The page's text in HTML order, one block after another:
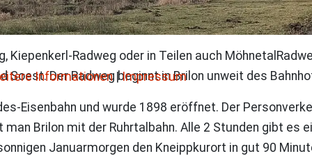
Kiepenkerl-Radweg oder in Teilen auch
Der Radweg beginnt in Brilon unweit des
Eisenbahn und wurde 1898 eröffnet. Der
Brilon mit der Ruhrtalbahn. Alle 2 Stunden gibt es
Januarmorgen den Kneippkurort in gut 90
Informationen|Impressum